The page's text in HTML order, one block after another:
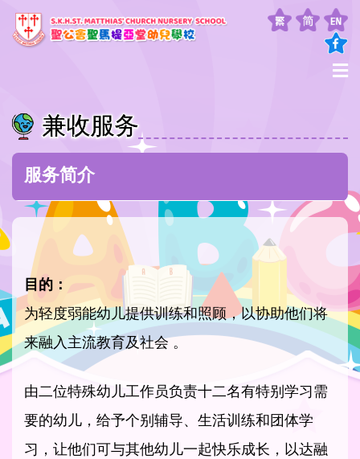
兼收服务
服务简介
目的：
为轻度弱能幼儿提供训练和照顾，以协助他们将
来融入主流教育及社会 。
由二位特殊幼儿工作员负责十二名有特别学习需
要的幼儿，给予个别辅导、生活训练和团体学
习，让他们可与其他幼儿一起快乐成长，以达融